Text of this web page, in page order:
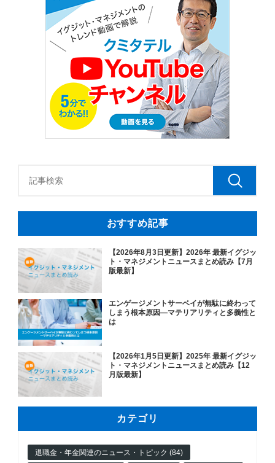
おすすめ記事
【2026年8月3日更新】2026年 最新イグジッ
ト・マネジメントニュースまとめ読み【7月
版最新】
エンゲージメントサーベイが無駄に終わって
しまう根本原因―マテリアリティと多義性と
は
【2026年1月5日更新】2025年 最新イグジッ
ト・マネジメントニュースまとめ読み【12
月版最新】
カテゴリ
退職金・年金関連のニュース・トピック (84)